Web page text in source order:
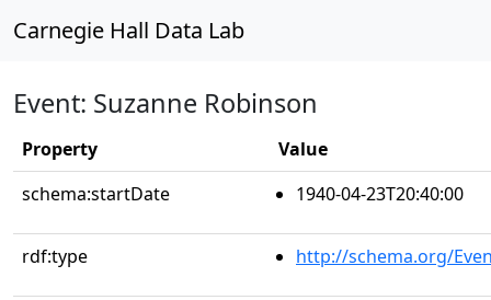
Carnegie Hall Data Lab
Event: Suzanne Robinson
Property
Value
schema:startDate
1940-04-23T20:40:00
rdf:type http://schema.org/